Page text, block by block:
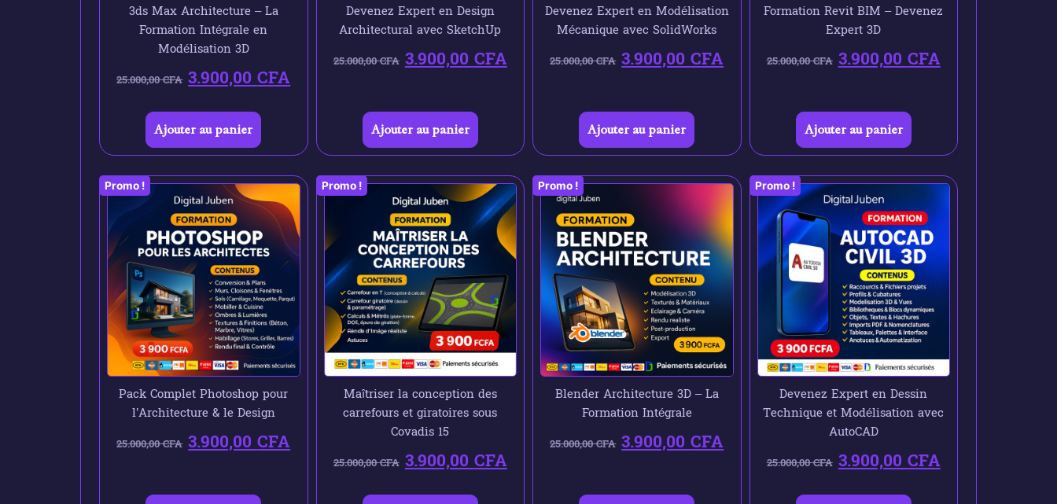
3ds Max Architecture – La
Formation Intégrale en
Modélisation 3D
25.000,00CFA 3.900,00CFA
Ajouter au panier
Devenez Expert en Design
Architectural avec SketchUp
25.000,00CFA 3.900,00CFA
Ajouter au panier
Devenez Expert en Modélisation
Mécanique avec SolidWorks
25.000,00CFA 3.900,00CFA
Ajouter au panier
Formation Revit BIM – Devenez
Expert 3D
25.000,00CFA 3.900,00CFA
Ajouter au panier
Promo !
Pack Complet Photoshop pour
l’Architecture & le Design
25.000,00CFA 3.900,00CFA
Promo !
Maîtriser la conception des
carrefours et giratoires sous
Covadis 15
25.000,00CFA 3.900,00CFA
Promo !
Blender Architecture 3D – La
Formation Intégrale
25.000,00CFA 3.900,00CFA
Promo !
Devenez Expert en Dessin
Technique et Modélisation avec
AutoCAD
25.000,00CFA 3.900,00CFA